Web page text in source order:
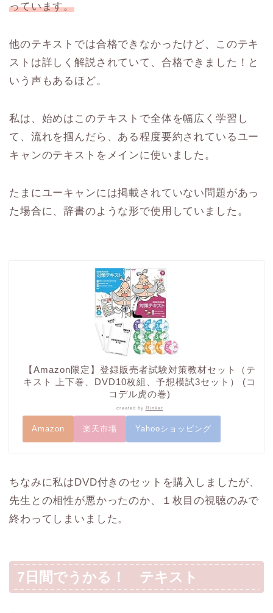
っています。
他のテキストでは合格できなかったけど、このテキ
ストは詳しく解説されていて、合格できました！と
いう声もあるほど。
私は、始めはこのテキストで全体を幅広く学習し
て、流れを掴んだら、ある程度要約されているユー
キャンのテキストをメインに使いました。
たまにユーキャンには掲載されていない問題があっ
た場合に、辞書のような形で使用していました。
【Amazon限定】登録販売者試験対策教材セット（テ
キスト 上下巻、DVD10枚組、予想模試3セット） (コ
コデル虎の巻)
created by Rinker
Amazon 楽天市場 Yahooショッピング
ちなみに私はDVD付きのセットを購入しましたが、
先生との相性が悪かったのか、１枚目の視聴のみで
終わってしまいました。
7日間でうかる！ テキスト